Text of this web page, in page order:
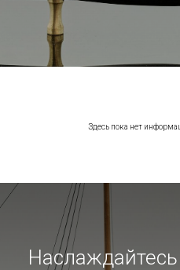
Здесь пока нет